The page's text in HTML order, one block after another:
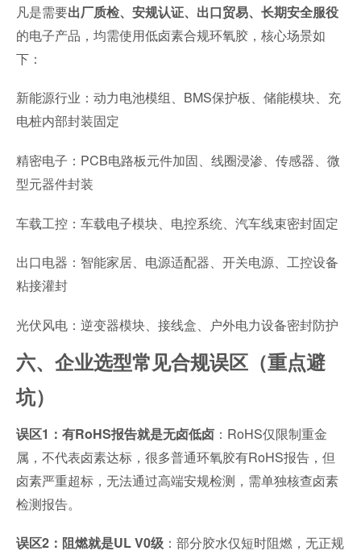
凡是需要出厂质检、安规认证、出口贸易、长期安全服役
的电子产品，均需使用低卤素合规环氧胶，核心场景如
下：
新能源行业：动力电池模组、BMS保护板、储能模块、充
电桩内部封装固定
精密电子：PCB电路板元件加固、线圈浸渗、传感器、微
型元器件封装
车载工控：车载电子模块、电控系统、汽车线束密封固定
出口电器：智能家居、电源适配器、开关电源、工控设备
粘接灌封
光伏风电：逆变器模块、接线盒、户外电力设备密封防护
六、企业选型常见合规误区（重点避
坑）
误区1：有RoHS报告就是无卤低卤：RoHS仅限制重金
属，不代表卤素达标，很多普通环氧胶有RoHS报告，但
卤素严重超标，无法通过高端安规检测，需单独核查卤素
检测报告。
误区2：阻燃就是UL V0级：部分胶水仅短时阻燃，无正规